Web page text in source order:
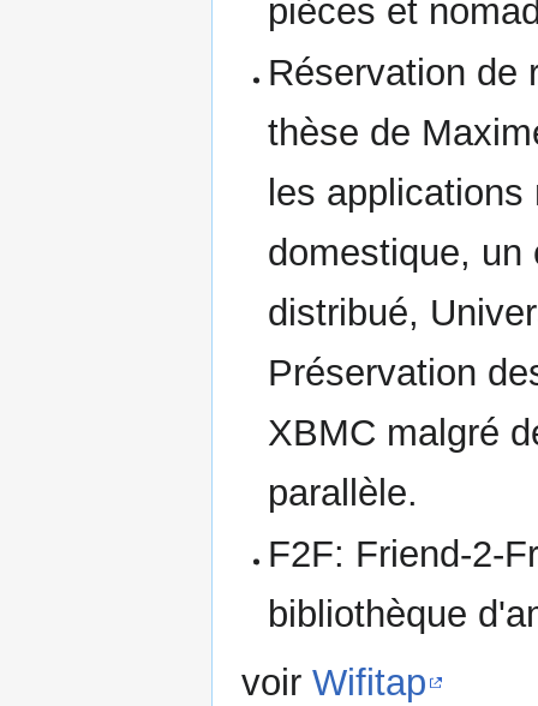
pièces et
Réservation de
thèse de
les
domestique, un
distribué,
Préservation
XBMC malgré
parallèle.
F2F: Friend-2-
bibliothèque
voir Wifitap